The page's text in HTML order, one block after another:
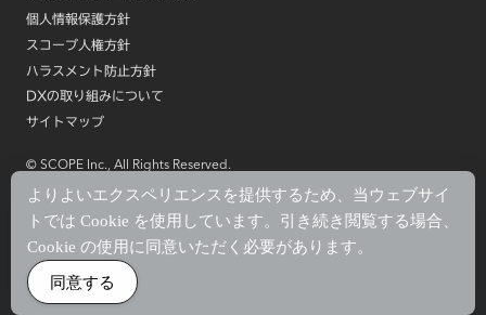
個人情報保護方針
スコープ人権方針
ハラスメント防止方針
DXの取り組みについて
サイトマップ
© SCOPE Inc., All Rights Reserved.
よりよいエクスペリエンスを提供するため、当ウェブサイ
トでは Cookie を使用しています。引き続き閲覧する場合、
Cookie の使用に同意いただく必要があります。
同意する